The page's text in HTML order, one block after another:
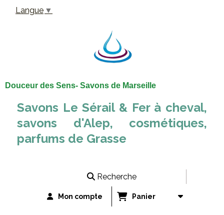
Douceur des Sens- Savons de Marseille
Savons Le Sérail & Fer à cheval,
savons d'Alep, cosmétiques,
parfums de Grasse
Recherche
Mon compte Panier
Langue ▼